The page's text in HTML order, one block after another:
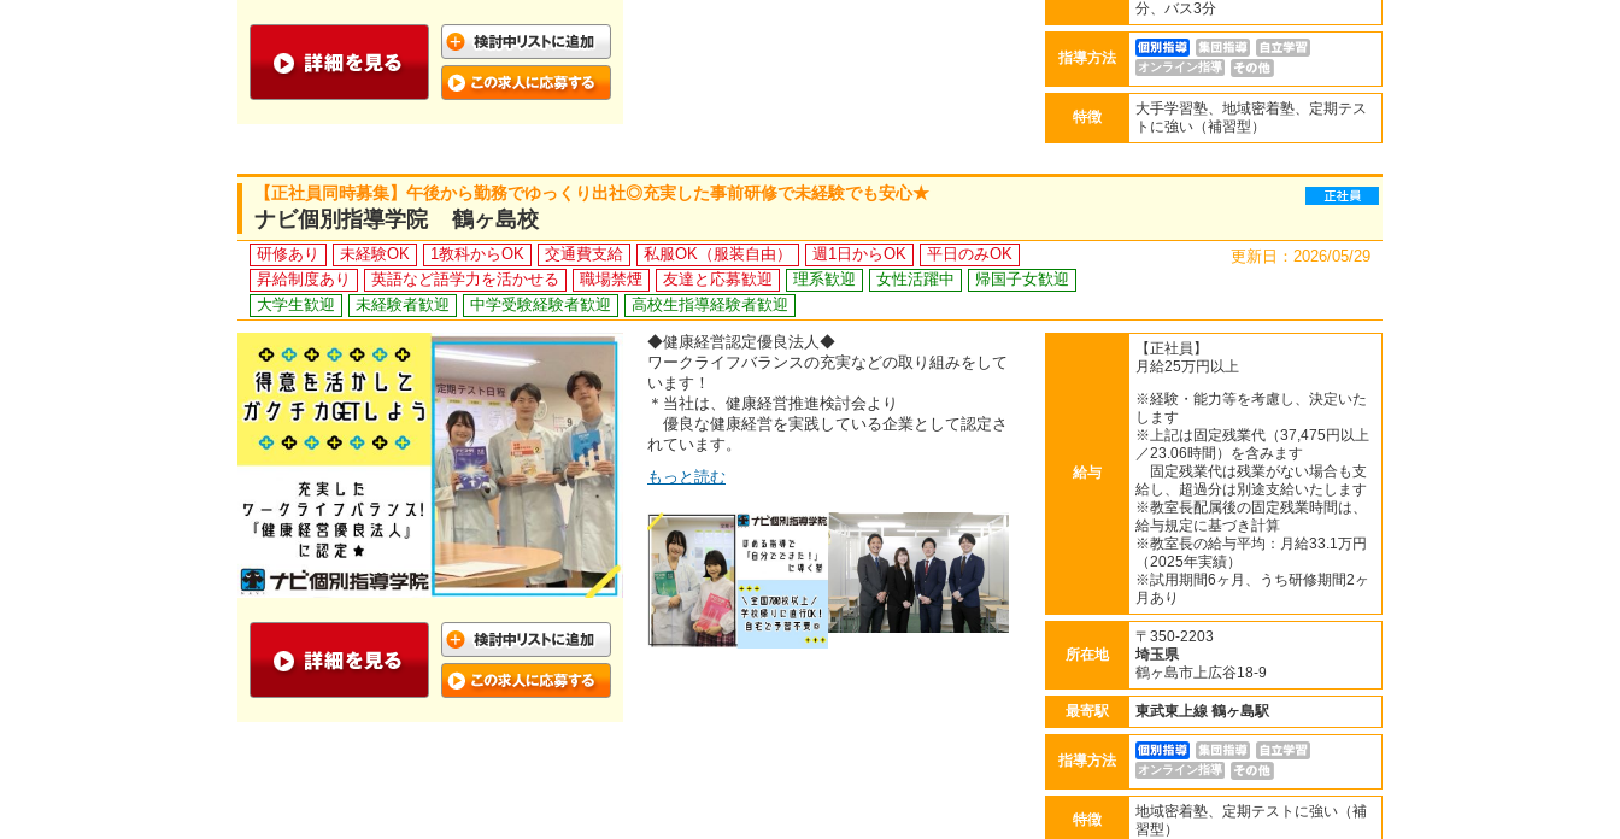
分、バス3分
指導方法
オンライン指導
特徴
大手学習塾、地域密着塾、定期テス
トに強い（補習型）
【正社員同時募集】午後から勤務でゆっくり出社◎充実した事前研修で未経験でも安心★
ナビ個別指導学院 鶴ヶ島校
研修あり 未経験OK 1教科からOK 交通費支給 私服OK（服装自由） 週1日からOK
平日のみOK
昇給制度あり
英語など語学力を活かせる 職場禁煙 友達と応募歓迎 理系歓迎 女性活躍中
帰国子女歓迎
大学生歓迎
未経験者歓迎 中学受験経験者歓迎 高校生指導経験者歓迎
更新日：2026/05/29
◆健康経営認定優良法人◆
ワークライフバランスの充実などの取り組みをして
います！
＊当社は、健康経営推進検討会より
優良な健康経営を実践している企業として認定さ
れています。
もっと読む
給与
【正社員】
月給25万円以上
※経験・能力等を考慮し、決定いた
します
※上記は固定残業代（37,475円以上
／23.06時間）を含みます
固定残業代は残業がない場合も支
給し、超過分は別途支給いたします
※教室長配属後の固定残業時間は、
給与規定に基づき計算
※教室長の給与平均：月給33.1万円
（2025年実績）
※試用期間6ヶ月、うち研修期間2ヶ
月あり
所在地
〒350-2203
埼玉県
鶴ヶ島市上広谷18-9
最寄駅 東武東上線 鶴ヶ島駅
指導方法
オンライン指導
特徴
地域密着塾、定期テストに強い（補
習型）